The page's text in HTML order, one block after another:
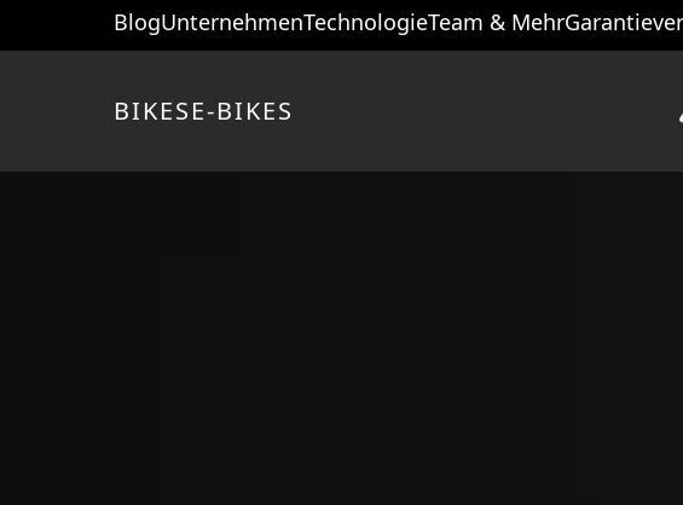
BlogUnternehmenTechnologieTeam & Mehr
BIKESE-BIKES